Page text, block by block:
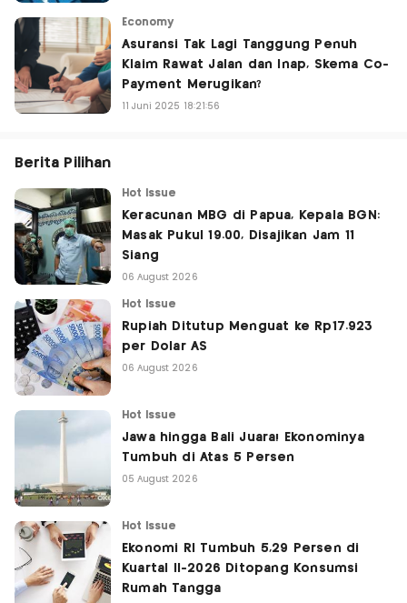
Economy
Asuransi Tak Lagi Tanggung Penuh
Klaim Rawat Jalan dan Inap, Skema Co-
Payment Merugikan?
11 Juni 2025 18:21:56
Berita Pilihan
Hot Issue
Keracunan MBG di Papua, Kepala BGN:
Masak Pukul 19.00, Disajikan Jam 11
Siang
06 August 2026
Hot Issue
Rupiah Ditutup Menguat ke Rp17.923
per Dolar AS
06 August 2026
Hot Issue
Jawa hingga Bali Juara! Ekonominya
Tumbuh di Atas 5 Persen
05 August 2026
Hot Issue
Ekonomi RI Tumbuh 5,29 Persen di
Kuartal II-2026 Ditopang Konsumsi
Rumah Tangga